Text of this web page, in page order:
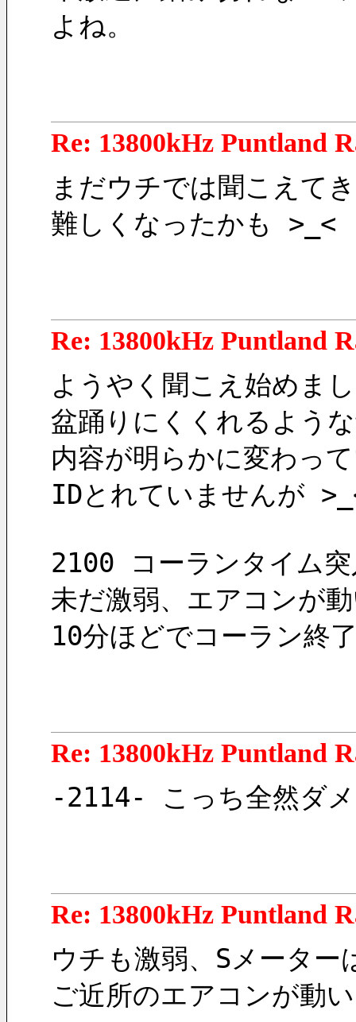
よね。
Re: 13800kHz Puntland
まだウチでは聞こえて
難しくなったかも >_<
Re: 13800kHz Puntland
ようやく聞こえ始めま
盆踊りにくくれるよう
内容が明らかに変わっ
IDとれていませんが
2100 コーランタイム突
未だ激弱、エアコンが
10分ほどでコーラン終
Re: 13800kHz Puntland
-2114- こっち全然ダ
Re: 13800kHz Puntland
ウチも激弱、Sメーター
ご近所のエアコンが動